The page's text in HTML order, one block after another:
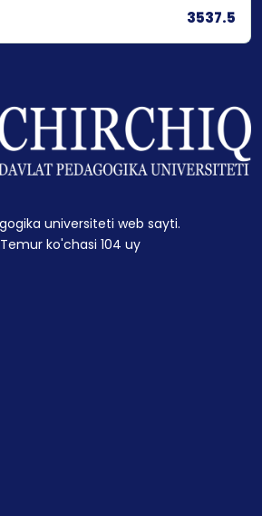
3537.5
universiteti web sayti.
ko'chasi 104 uy